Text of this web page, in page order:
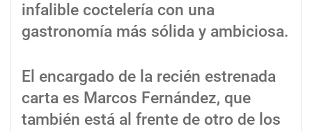
infalible coctelería con una
gastronomía más sólida y ambiciosa.
El encargado de la recién estrenada
carta es Marcos Fernández, que
también está al frente de otro de los